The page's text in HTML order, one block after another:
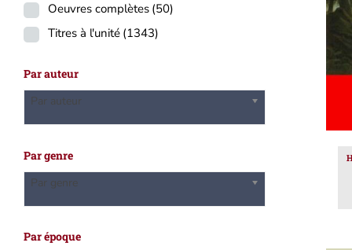
Oeuvres complètes (50)
Titres à l'unité (1343)
Par auteur
Par auteur
Par genre
Par genre
Par époque